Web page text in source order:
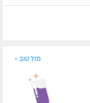
מזל טוב »